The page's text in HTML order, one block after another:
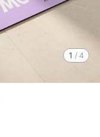
1 /4